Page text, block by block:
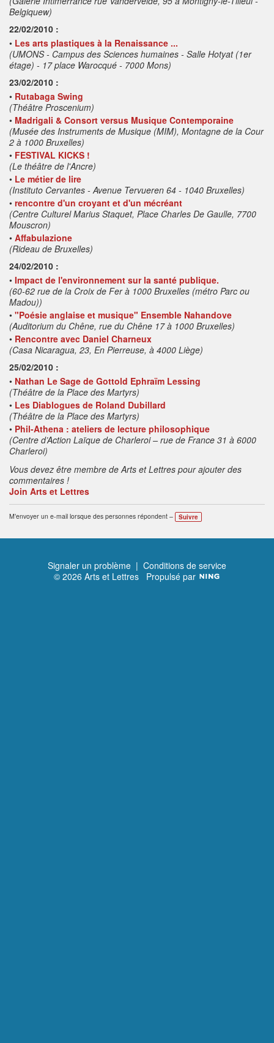
Belgiquew)
22/02/2010 :
• Les arts plastiques à la Renaissance ...
(UMONS - Campus des Sciences humaines - Salle Hotyat (1er
étage) - 17 place Warocqué - 7000 Mons)
23/02/2010 :
• Rutabaga Swing
(Théâtre Proscenium)
• Madrigali & Consort versus Musique Contemporaine
(Musée des Instruments de Musique (MIM), Montagne de la Cour
2 à 1000 Bruxelles)
• FESTIVAL KICKS !
(Le théâtre de l'Ancre)
• Le métier de lire
(Instituto Cervantes - Avenue Tervueren 64 - 1040 Bruxelles)
• rencontre d'un croyant et d'un mécréant
(Centre Culturel Marius Staquet, Place Charles De Gaulle, 7700
Mouscron)
• Affabulazione
(Rideau de Bruxelles)
24/02/2010 :
• Impact de l'environnement sur la santé publique.
(60-62 rue de la Croix de Fer à 1000 Bruxelles (métro Parc ou
Madou))
• "Poésie anglaise et musique" Ensemble Nahandove
(Auditorium du Chêne, rue du Chêne 17 à 1000 Bruxelles)
• Rencontre avec Daniel Charneux
(Casa Nicaragua, 23, En Pierreuse, à 4000 Liège)
25/02/2010 :
• Nathan Le Sage de Gottold Ephraïm Lessing
(Théâtre de la Place des Martyrs)
• Les Diablogues de Roland Dubillard
(Théâtre de la Place des Martyrs)
• Phil-Athena : ateliers de lecture philosophique
(Centre d’Action Laïque de Charleroi – rue de France 31 à 6000
Charleroi)
Vous devez être membre de Arts et Lettres pour ajouter des
commentaires !
Join Arts et Lettres
M'envoyer un e-mail lorsque des personnes répondent – Suivre
Signaler un problème | Conditions de service
© 2026 Arts et Lettres Propulsé par